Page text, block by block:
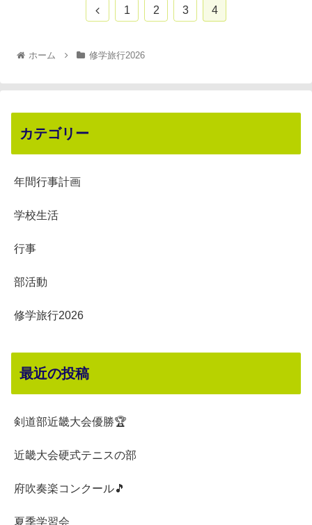
1 2 3 4
ホーム 修学旅行2026
カテゴリー
年間行事計画
学校生活
行事
部活動
修学旅行2026
最近の投稿
剣道部近畿大会優勝🏆
近畿大会硬式テニスの部
府吹奏楽コンクール🎵
夏季学習会